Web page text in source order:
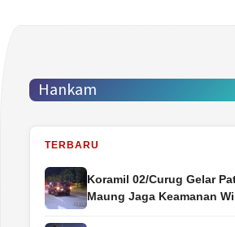
Hankam
TERBARU
Koramil 02/Curug Gelar
Maung Jaga Keamanan